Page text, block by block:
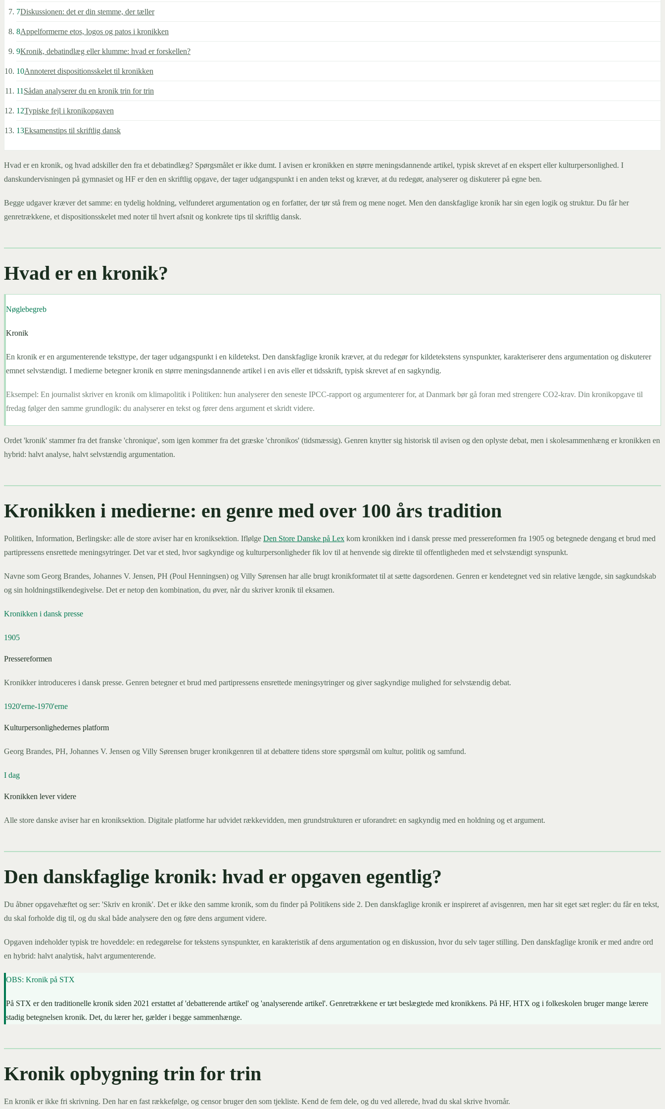
7Diskussionen: det er din stemme, der tæller
8Appelformerne etos, logos og patos i kronikken
9Kronik, debatindlæg eller klumme: hvad er forskellen?
10Annoteret dispositionsskelet til kronikken
11 Sådan analyserer du en kronik trin for trin
12Typiske fejl i kronikopgaven
13Eksamenstips til skriftlig dansk
Hvad er en kronik, og hvad adskiller den fra et debatindlæg? Spørgsmålet er ikke dumt. I avisen er kronikken en større meningsdannende artikel, typisk skrevet af en ekspert eller kulturpersonlighed. I
danskundervisningen på gymnasiet og HF er den en skriftlig opgave, der tager udgangspunkt i en anden tekst og kræver, at du redegør, analyserer og diskuterer på egne ben.
Begge udgaver kræver det samme: en tydelig holdning, velfunderet argumentation og en forfatter, der tør stå frem og mene noget. Men den danskfaglige kronik har sin egen logik og struktur. Du får her
genretrækkene, et dispositionsskelet med noter til hvert afsnit og konkrete tips til skriftlig dansk.
Hvad er en kronik?
Nøglebegreb
Kronik
En kronik er en argumenterende teksttype, der tager udgangspunkt i en kildetekst. Den danskfaglige kronik kræver, at du redegør for kildetekstens synspunkter, karakteriserer dens argumentation og diskuterer
emnet selvstændigt. I medierne betegner kronik en større meningsdannende artikel i en avis eller et tidsskrift, typisk skrevet af en sagkyndig.
Eksempel: En journalist skriver en kronik om klimapolitik i Politiken: hun analyserer den seneste IPCC-rapport og argumenterer for, at Danmark bør gå foran med strengere CO2-krav. Din kronikopgave til
fredag følger den samme grundlogik: du analyserer en tekst og fører dens argument et skridt videre.
Ordet 'kronik' stammer fra det franske 'chronique', som igen kommer fra det græske 'chronikos' (tidsmæssig). Genren knytter sig historisk til avisen og den oplyste debat, men i skolesammenhæng er kronikken en
hybrid: halvt analyse, halvt selvstændig argumentation.
Kronikken i medierne: en genre med over 100 års tradition
Politiken, Information, Berlingske: alle de store aviser har en kroniksektion. Iflølge Den Store Danske på Lex kom kronikken ind i dansk presse med pressereformen fra 1905 og betegnede dengang et brud med
partipressens ensrettede meningsytringer. Det var et sted, hvor sagkyndige og kulturpersonligheder fik lov til at henvende sig direkte til offentligheden med et selvstændigt synspunkt.
Navne som Georg Brandes, Johannes V. Jensen, PH (Poul Henningsen) og Villy Sørensen har alle brugt kronikformatet til at sætte dagsordenen. Genren er kendetegnet ved sin relative længde, sin sagkundskab
og sin holdningstilkendegivelse. Det er netop den kombination, du øver, når du skriver kronik til eksamen.
Kronikken i dansk presse
1905
Pressereformen
Kronikker introduceres i dansk presse. Genren betegner et brud med partipressens ensrettede meningsytringer og giver sagkyndige mulighed for selvstændig debat.
1920'erne-1970'erne
Kulturpersonlighedernes platform
Georg Brandes, PH, Johannes V. Jensen og Villy Sørensen bruger kronikgenren til at debattere tidens store spørgsmål om kultur, politik og samfund.
I dag
Kronikken lever videre
Alle store danske aviser har en kroniksektion. Digitale platforme har udvidet rækkevidden, men grundstrukturen er uforandret: en sagkyndig med en holdning og et argument.
Den danskfaglige kronik: hvad er opgaven egentlig?
Du åbner opgavehæftet og ser: 'Skriv en kronik'. Det er ikke den samme kronik, som du finder på Politikens side 2. Den danskfaglige kronik er inspireret af avisgenren, men har sit eget sæt regler: du får en tekst,
du skal forholde dig til, og du skal både analysere den og føre dens argument videre.
Opgaven indeholder typisk tre hoveddele: en redegørelse for tekstens synspunkter, en karakteristik af dens argumentation og en diskussion, hvor du selv tager stilling. Den danskfaglige kronik er med andre ord
en hybrid: halvt analytisk, halvt argumenterende.
OBS: Kronik på STX
På STX er den traditionelle kronik siden 2021 erstattet af 'debatterende artikel' og 'analyserende artikel'. Genretrækkene er tæt beslægtede med kronikkens. På HF, HTX og i folkeskolen bruger mange lærere
stadig betegnelsen kronik. Det, du lærer her, gælder i begge sammenhænge.
Kronik opbygning trin for trin
En kronik er ikke fri skrivning. Den har en fast rækkefølge, og censor bruger den som tjekliste. Kend de fem dele, og du ved allerede, hvad du skal skrive hvornår.